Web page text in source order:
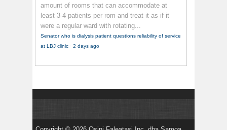
amount of rooms that can accommodate at
least 3-4 patients per rom and treat it as if it
were a regular ward with rotating...
Senator who is dialysis patient questions reliability of service
at LBJ clinic · 2 days ago